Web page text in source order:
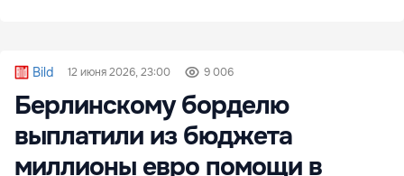
Bild 12 июня 2026, 23:00 9 006
Берлинскому борделю
выплатили из бюджета
миллионы евро помощи в